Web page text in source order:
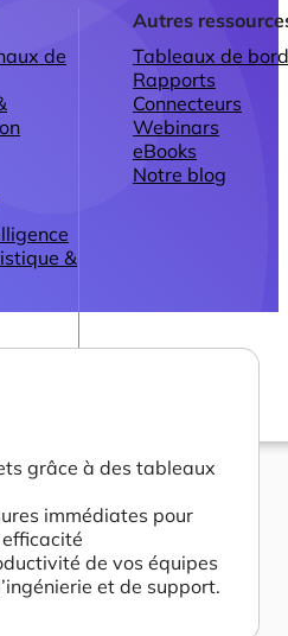
de
&
Autres
Tableaux de
Rapports
Connecteurs
Webinars
eBooks
Notre blog
grâce à des tableaux
immédiates pour
de vos équipes
et de support.